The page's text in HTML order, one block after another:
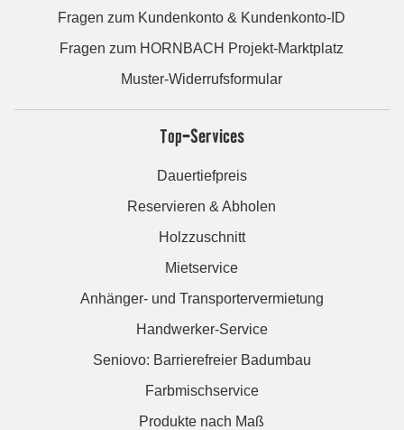
Fragen zum Kundenkonto & Kundenkonto-ID
Fragen zum HORNBACH Projekt-Marktplatz
Muster-Widerrufsformular
Top-Services
Dauertiefpreis
Reservieren & Abholen
Holzzuschnitt
Mietservice
Anhänger- und Transportervermietung
Handwerker-Service
Seniovo: Barrierefreier Badumbau
Farbmischservice
Produkte nach Maß